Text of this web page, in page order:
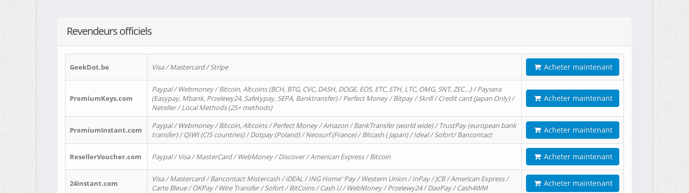
Revendeurs officiels
GeekDot.be Visa / Mastercard / Stripe Acheter maintenant
PremiumKeys.com
Paypal / Webmoney / Bitcoin, Altcoins (BCH, BTG, CVC, DASH, DOGE, EOS, ETC, ETH, LTC, OMG, SNT, ZEC…) / Paysera
(Easypay, Mbank, Przelewy24, Safetypay, SEPA, Banktransfer) / Perfect Money / Bitpay / Skrill / Credit card (Japan Only) /
Neteller / Local Methods (25+ methods)
Acheter maintenant
PremiumInstant.com
Paypal / Webmoney / Bitcoin, Altcoins / Perfect Money / Amazon / BankTransfer (world wide) / TrustPay (european bank
transfer) / QIWI (CIS countries) / Dotpay (Poland) / Neosurf (France) / Bitcash ( Japan) / Ideal / Sofort/ Bancontact
Acheter maintenant
ResellerVoucher.com Paypal / Visa / MasterCard / WebMoney / Discover / American Express / Bitcoin Acheter maintenant
24instant.com
Visa / Mastercard / Bancontact Mistercash / iDEAL / ING Home' Pay / Western Union / InPay / JCB / American Express /
Carte Bleue / OKPay / Wire Transfer / Sofort / BitCoins / Cash U / WebMoney / Przelewy24 / DaoPay / Cash4WM
Acheter maintenant